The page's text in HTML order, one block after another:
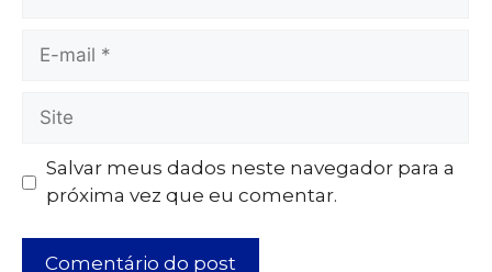
Salvar meus dados neste navegador para a
próxima vez que eu comentar.